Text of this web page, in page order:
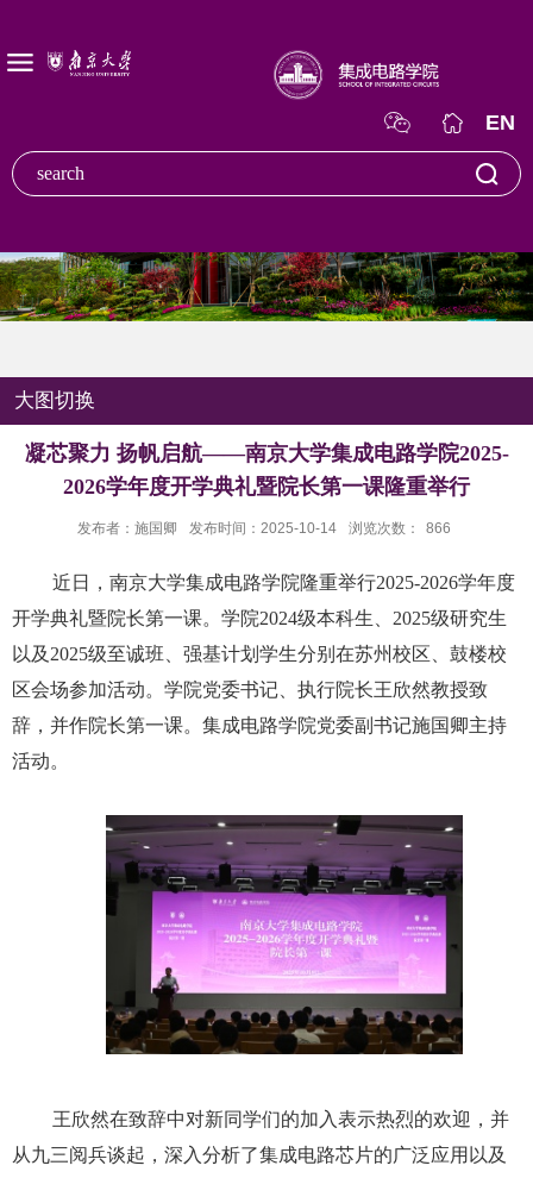
EN
大图切换
凝芯聚力 扬帆启航——南京大学集成电路学院2025-
2026学年度开学典礼暨院长第一课隆重举行
发布者：施国卿 发布时间：2025-10-14 浏览次数： 866
近日，南京大学集成电路学院隆重举行2025-2026学年度
开学典礼暨院长第一课。学院2024级本科生、 2025级研究生
以及 2025级至诚班、强基计划学生分别在苏州校区、鼓楼校
区会场参加活动。学院党委书记、执行院长王欣然教授致
辞，并作院长第一课。集成电路学院党委副书记施国卿主持
活动。
王欣然在致辞中对新同学们的加入表示热烈的欢迎，并
从九三阅兵谈起，深入分析了集成电路芯片的广泛应用以及